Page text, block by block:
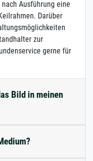
Ausführung eine
Darüber
zur
gerne für
Bild in meinen